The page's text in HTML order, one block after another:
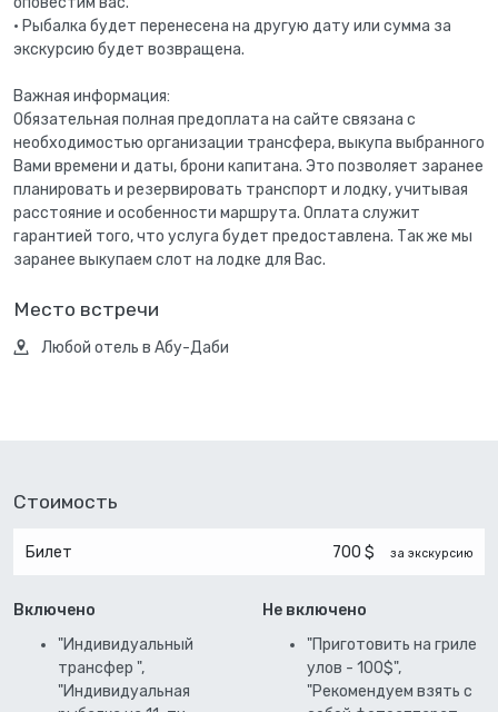
• Рыбалка будет перенесена на другую дату или сумма за
экскурсию будет возвращена.
Важная информация:
Обязательная полная предоплата на сайте связана с
необходимостью организации трансфера, выкупа выбранного
Вами времени и даты, брони капитана. Это позволяет заранее
планировать и резервировать транспорт и лодку, учитывая
расстояние и особенности маршрута. Оплата служит
гарантией того, что услуга будет предоставлена. Так же мы
заранее выкупаем слот на лодке для Вас.
Место встречи
Любой отель в Абу-Даби
Стоимость
Билет 700 $ за экскурсию
Включено
"Индивидуальный
трансфер ",
"Индивидуальная
Не включено
"Приготовить на гриле
улов - 100$",
"Рекомендуем взять с